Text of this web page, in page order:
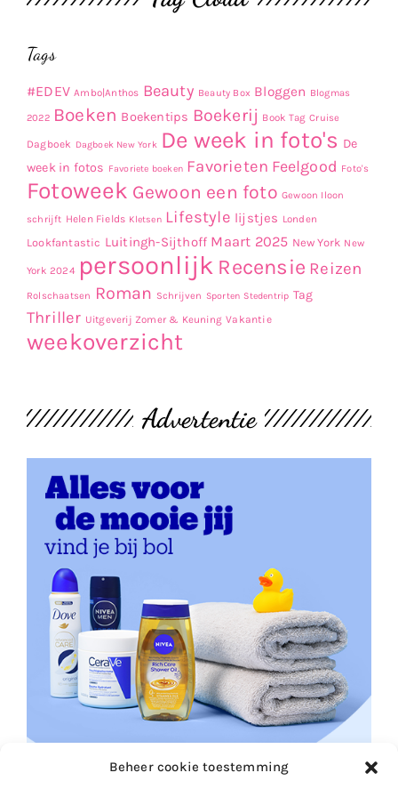
Beheer cookie toestemming
Tags
#EDEV Ambo|Anthos Beauty Beauty Box Bloggen Blogmas
2022 Boeken Boekentips Boekerij Book Tag Cruise
Dagboek Dagboek New York De week in foto's De
week in fotos Favoriete boeken Favorieten Feelgood Foto's
Fotoweek Gewoon een foto Gewoon Iloon
schrijft Helen Fields Kletsen Lifestyle lijstjes Londen
Lookfantastic Luitingh-Sijthoff Maart 2025 New York New
York 2024 persoonlijk Recensie Reizen
Rolschaatsen Roman Schrijven Sporten Stedentrip Tag
Thriller Uitgeverij Zomer & Keuning Vakantie
weekoverzicht
Advertentie